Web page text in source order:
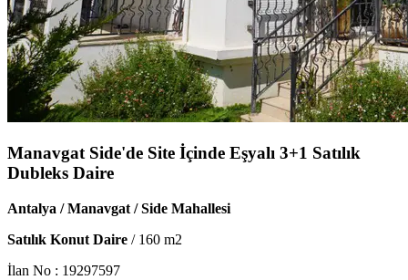
Manavgat Side'de Site İçinde Eşyalı 3+1 Satılık
Dubleks Daire
Antalya / Manavgat / Side Mahallesi
Satılık Konut Daire / 160 m2
İlan No : 19297597